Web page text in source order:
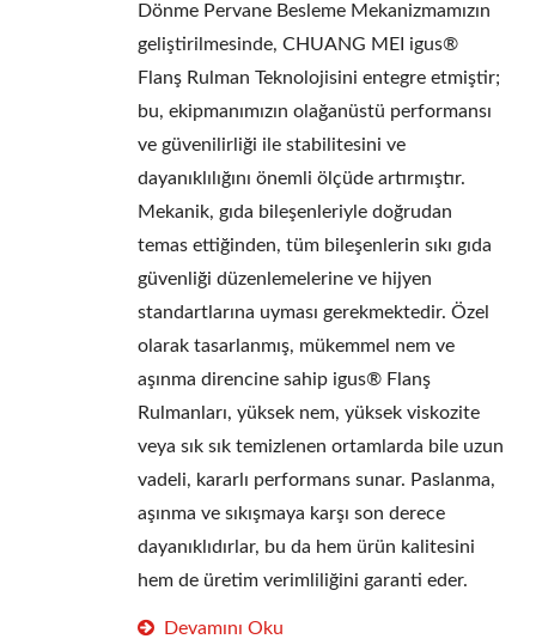
Dönme Pervane Besleme Mekanizmamızın
geliştirilmesinde, CHUANG MEI igus®
Flanş Rulman Teknolojisini entegre etmiştir;
bu, ekipmanımızın olağanüstü performansı
ve güvenilirliği ile stabilitesini ve
dayanıklılığını önemli ölçüde artırmıştır.
Mekanik, gıda bileşenleriyle doğrudan
temas ettiğinden, tüm bileşenlerin sıkı gıda
güvenliği düzenlemelerine ve hijyen
standartlarına uyması gerekmektedir. Özel
olarak tasarlanmış, mükemmel nem ve
aşınma direncine sahip igus® Flanş
Rulmanları, yüksek nem, yüksek viskozite
veya sık sık temizlenen ortamlarda bile uzun
vadeli, kararlı performans sunar. Paslanma,
aşınma ve sıkışmaya karşı son derece
dayanıklıdırlar, bu da hem ürün kalitesini
hem de üretim verimliliğini garanti eder.
Devamını Oku